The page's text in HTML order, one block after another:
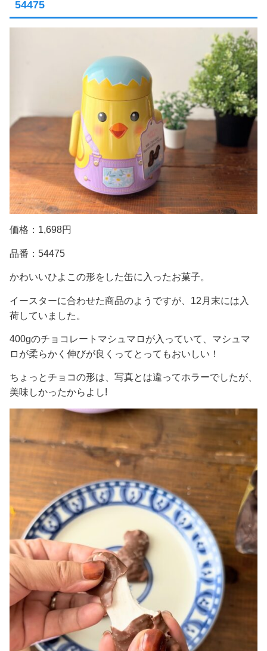
54475
価格：1,698円
品番：54475
かわいいひよこの形をした缶に入ったお菓子。
イースターに合わせた商品のようですが、12月末には入
荷していました。
400gのチョコレートマシュマロが入っていて、マシュマ
ロが柔らかく伸びが良くってとってもおいしい！
ちょっとチョコの形は、写真とは違ってホラーでしたが、
美味しかったからよし!